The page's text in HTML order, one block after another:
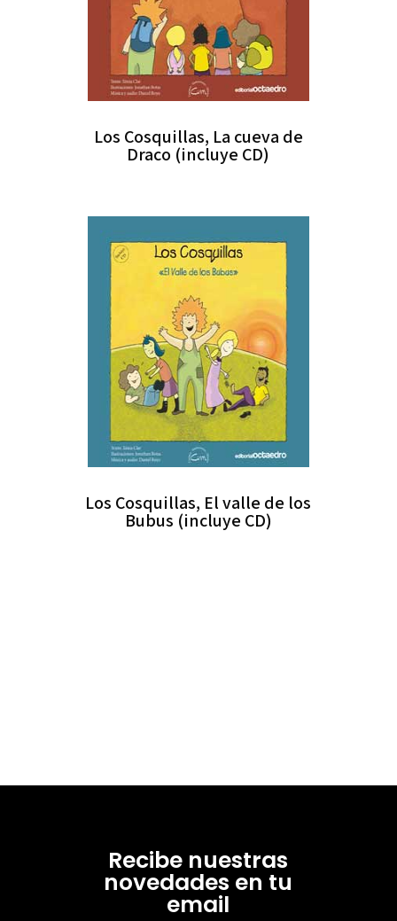
Los Cosquillas, La cueva de
Draco (incluye CD)
Los Cosquillas, El valle de los
Bubus (incluye CD)
Recibe nuestras
novedades en tu
email